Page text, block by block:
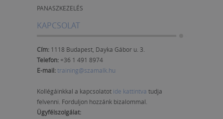
PANASZKEZELÉS
KAPCSOLAT
Cím: 1118 Budapest, Dayka Gábor u. 3.
Telefon:+36 1 491 8974
E-mail:training@szamalk.hu
Kollégáinkkal a kapcsolatot ide kattintva tudja
felvenni. Forduljon hozzánk bizalommal.
Ügyfélszolgálat: